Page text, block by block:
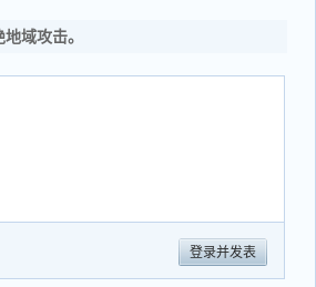
域攻击。
登录并发表